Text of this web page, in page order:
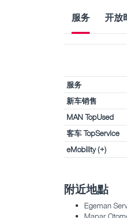
服务 开放
服务
新车销售
MAN TopUsed
客车 TopService
eMobility (+)
附近地點
Egeman
Mapar